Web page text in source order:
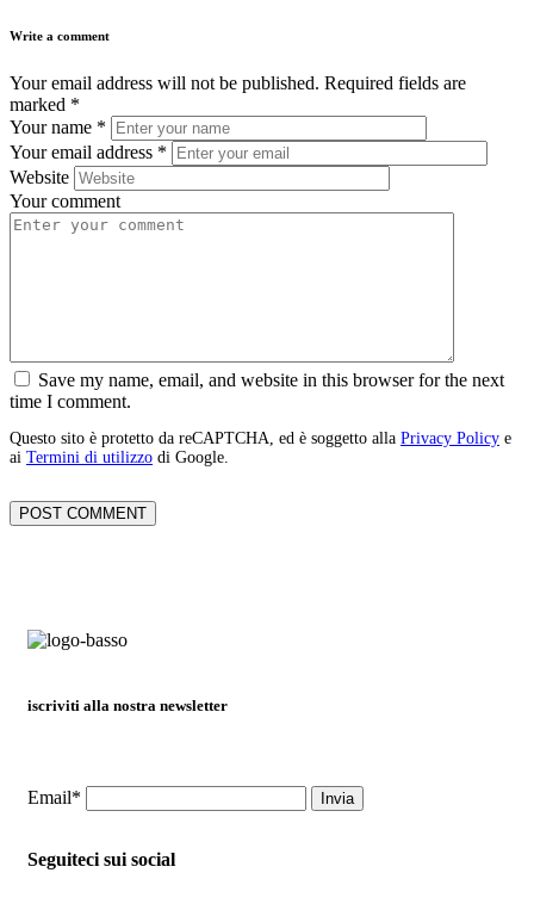
Write a comment
Your email address will not be published. Required fields are
marked *
Your name *
Your email address *
Website
Your comment
Save my name, email, and website in this browser for the next
time I comment.
Questo sito è protetto da reCAPTCHA, ed è soggetto alla Privacy Policy e
ai Termini di utilizzo di Google.
iscriviti alla nostra newsletter
Email*
Seguiteci sui social